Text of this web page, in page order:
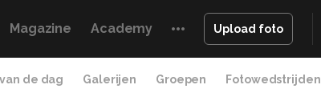
Magazine Academy Upload foto
de dag Galerijen Groepen Fotowedstrijden